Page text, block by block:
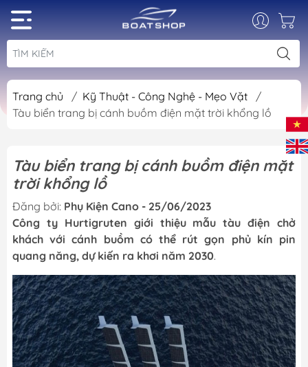
Trang chủ / Kỹ Thuật - Công Nghệ - Mẹo Vặt
/
Tàu biển trang bị cánh buồm điện mặt trời khổng lồ
Tàu biển trang bị cánh buồm điện mặt
trời khổng lồ
Đăng bởi: Phụ Kiện Cano - 25/06/2023
Công ty Hurtigruten giới thiệu mẫu tàu điện chở
khách với cánh buồm có thể rút gọn phủ kín pin
quang năng, dự kiến ra khơi năm 2030.